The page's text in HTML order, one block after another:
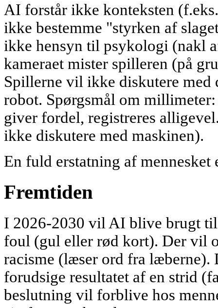
AI forstår ikke konteksten
ikke bestemme "styrken af
ikke hensyn til psykologi (nakl
kameraet mister spilleren (på
Spillerne vil ikke diskutere med
robot. Spørgsmål om
giver fordel, registreres
ikke diskutere med maskinen).
En fuld erstatning af mennesket
Fremtiden
I 2026-2030 vil AI blive brugt
foul (gul eller rød kort). Der vil
racisme (læser ord fra
forudsige resultatet af en strid
beslutning vil forblive hos